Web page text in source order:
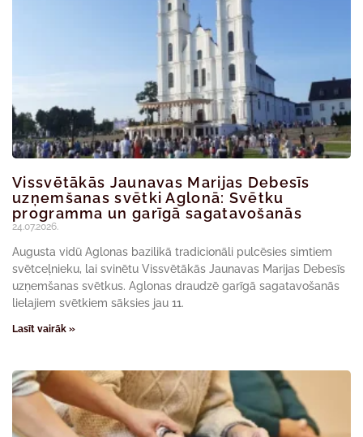
Vissvētākās Jaunavas Marijas Debesīs
uzņemšanas svētki Aglonā: Svētku
programma un garīgā sagatavošanās
24.07.2026.
Augusta vidū Aglonas bazilikā tradicionāli pulcēsies simtiem
svētceļnieku, lai svinētu Vissvētākās Jaunavas Marijas Debesīs
uzņemšanas svētkus. Aglonas draudzē garīgā sagatavošanās
lielajiem svētkiem sāksies jau 11.
Lasīt vairāk »